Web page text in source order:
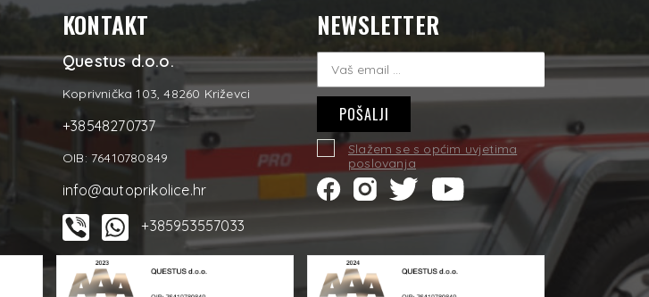
KONTAKT
Questus d.o.o.
Koprivnička 103, 48260 Križevci
+38548270737
OIB: 76410780849
info@autoprikolice.hr
+385953557033
NEWSLETTER
POŠALJI
Slažem se s općim uvjetima
poslovanja